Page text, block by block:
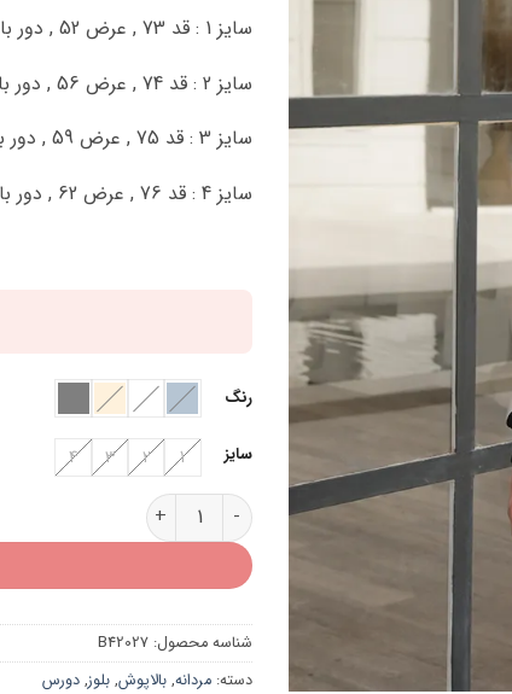
سایز 1 : قد 73 , عرض 52 , دور بازو 44 سانتی متر
سایز 2 : قد 74 , عرض 56 , دور بازو 48 سانتی متر
سایز 3 : قد 75 , عرض 59 , دور بازو 50 سانتی متر
سایز 4 : قد 76 , عرض 62 , دور بازو 52 سانتی متر
رنگ
سایز 1
2
3
4
بلوز دورس ساده B42027 عدد
شناسه محصول: B42027
دسته: مردانه, بالاپوش, بلوز, دورس